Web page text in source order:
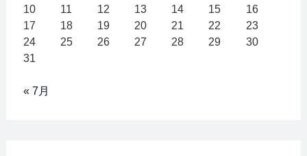
10
11 12 13 14 15
16
17
18 19 20 21 22
23
24
25 26 27 28 29
30
31
« 7月